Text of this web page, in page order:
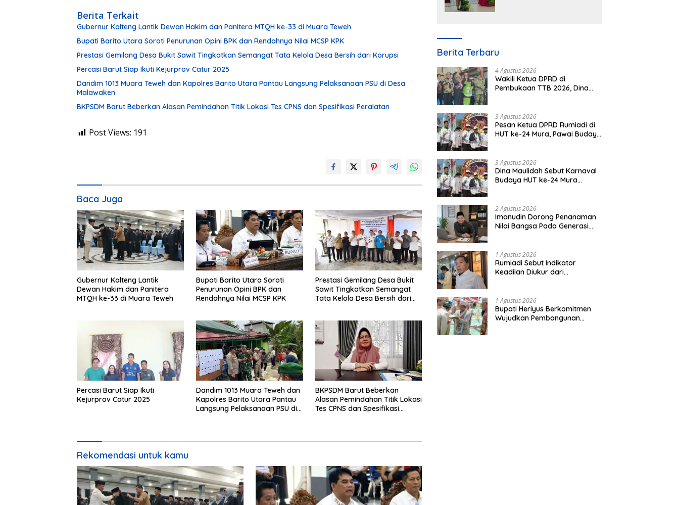
Berita Terkait
Gubernur Kalteng Lantik Dewan Hakim dan Panitera MTQH ke-33 di Muara Teweh
Bupati Barito Utara Soroti Penurunan Opini BPK dan Rendahnya Nilai MCSP KPK
Prestasi Gemilang Desa Bukit Sawit Tingkatkan Semangat Tata Kelola Desa Bersih dari Korupsi
Percasi Barut Siap Ikuti Kejurprov Catur 2025
Dandim 1013 Muara Teweh dan Kapolres Barito Utara Pantau Langsung Pelaksanaan PSU di Desa
Malawaken
BKPSDM Barut Beberkan Alasan Pemindahan Titik Lokasi Tes CPNS dan Spesifikasi Peralatan
Post Views: 191
Baca Juga
Gubernur Kalteng Lantik
Dewan Hakim dan Panitera
MTQH ke-33 di Muara Teweh
Bupati Barito Utara Soroti
Penurunan Opini BPK dan
Rendahnya Nilai MCSP KPK
Prestasi Gemilang Desa Bukit
Sawit Tingkatkan Semangat
Tata Kelola Desa Bersih dari
Percasi Barut Siap Ikuti
Kejurprov Catur 2025
Dandim 1013 Muara Teweh dan
Kapolres Barito Utara Pantau
Langsung Pelaksanaan PSU di
BKPSDM Barut Beberkan
Alasan Pemindahan Titik Lokasi
Tes CPNS dan Spesifikasi
Rekomendasi untuk kamu
Berita Terbaru
4 Agustus 2026
Wakili Ketua DPRD di
Pembukaan TTB 2026, Dina
3 Agustus 2026
Pesan Ketua DPRD Rumiadi di
HUT ke-24 Mura, Pawai Budaya
3 Agustus 2026
Dina Maulidah Sebut Karnaval
Budaya HUT ke-24 Mura
2 Agustus 2026
Imanudin Dorong Penanaman
Nilai Bangsa Pada Generasi
1 Agustus 2026
Rumiadi Sebut Indikator
Keadilan Diukur dari
1 Agustus 2026
Bupati Heriyus Berkomitmen
Wujudkan Pembangunan